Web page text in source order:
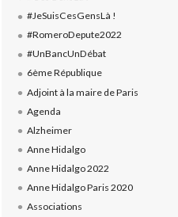
#JeSuisCesGensLà !
#RomeroDepute2022
#UnBancUnDébat
6ème République
Adjoint à la maire de Paris
Agenda
Alzheimer
Anne Hidalgo
Anne Hidalgo 2022
Anne Hidalgo Paris 2020
Associations